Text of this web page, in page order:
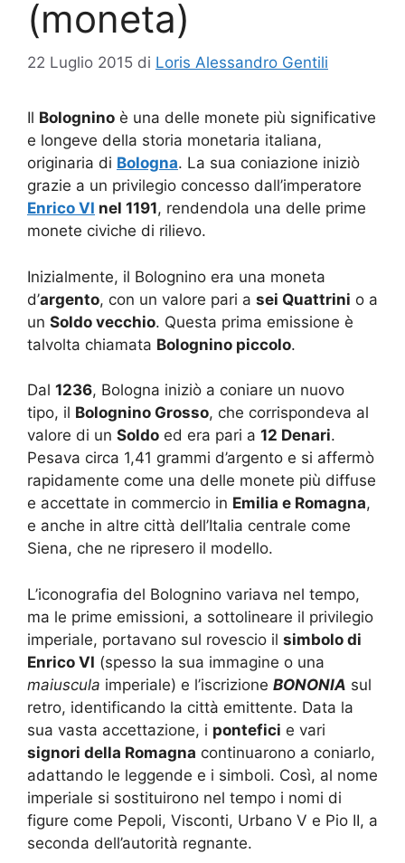
(moneta)
22 Luglio 2015 di Loris Alessandro Gentili
Il Bolognino è una delle monete più significative
e longeve della storia monetaria italiana,
originaria di Bologna. La sua coniazione iniziò
grazie a un privilegio concesso dall’imperatore
Enrico VI nel 1191, rendendola una delle prime
monete civiche di rilievo.
Inizialmente, il Bolognino era una moneta
d’argento, con un valore pari a sei Quattrini o a
un Soldo vecchio. Questa prima emissione è
talvolta chiamata Bolognino piccolo.
Dal 1236, Bologna iniziò a coniare un nuovo
tipo, il Bolognino Grosso, che corrispondeva al
valore di un Soldo ed era pari a 12 Denari.
Pesava circa 1,41 grammi d’argento e si affermò
rapidamente come una delle monete più diffuse
e accettate in commercio in Emilia e Romagna,
e anche in altre città dell’Italia centrale come
Siena, che ne ripresero il modello.
L’iconografia del Bolognino variava nel tempo,
ma le prime emissioni, a sottolineare il privilegio
imperiale, portavano sul rovescio il simbolo di
Enrico VI (spesso la sua immagine o una
maiuscula imperiale) e l’iscrizione BONONIA sul
retro, identificando la città emittente. Data la
sua vasta accettazione, i pontefici e vari
signori della Romagna continuarono a coniarlo,
adattando le leggende e i simboli. Così, al nome
imperiale si sostituirono nel tempo i nomi di
figure come Pepoli, Visconti, Urbano V e Pio II, a
seconda dell’autorità regnante.